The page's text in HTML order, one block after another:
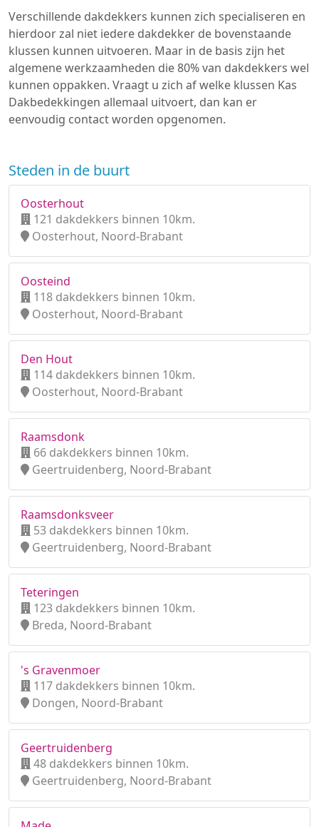
Verschillende dakdekkers kunnen zich specialiseren en
hierdoor zal niet iedere dakdekker de bovenstaande
klussen kunnen uitvoeren. Maar in de basis zijn het
algemene werkzaamheden die 80% van dakdekkers wel
kunnen oppakken. Vraagt u zich af welke klussen Kas
Dakbedekkingen allemaal uitvoert, dan kan er
eenvoudig contact worden opgenomen.
Steden in de buurt
Oosterhout
121 dakdekkers binnen 10km.
Oosterhout, Noord-Brabant
Oosteind
118 dakdekkers binnen 10km.
Oosterhout, Noord-Brabant
Den Hout
114 dakdekkers binnen 10km.
Oosterhout, Noord-Brabant
Raamsdonk
66 dakdekkers binnen 10km.
Geertruidenberg, Noord-Brabant
Raamsdonksveer
53 dakdekkers binnen 10km.
Geertruidenberg, Noord-Brabant
Teteringen
123 dakdekkers binnen 10km.
Breda, Noord-Brabant
's Gravenmoer
117 dakdekkers binnen 10km.
Dongen, Noord-Brabant
Geertruidenberg
48 dakdekkers binnen 10km.
Geertruidenberg, Noord-Brabant